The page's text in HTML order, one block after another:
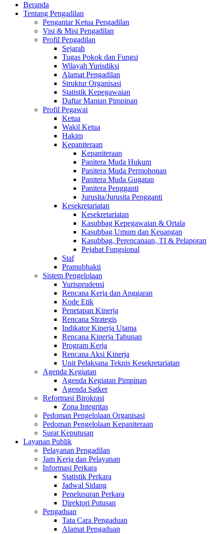
Beranda
Tentang Pengadilan
Pengantar Ketua Pengadilan
Visi & Misi Pengadilan
Profil Pengadilan
Sejarah
Tugas Pokok dan Fungsi
Wilayah Yurisdiksi
Alamat Pengadilan
Struktur Organisasi
Statistik Kepegawaian
Daftar Mantan Pimpinan
Profil Pegawai
Ketua
Wakil Ketua
Hakim
Kepaniteraan
Kepaniteraan
Panitera Muda Hukum
Panitera Muda Permohonan
Panitera Muda Gugatan
Panitera Pengganti
Jurusita/Jurusita Pengganti
Kesekretariatan
Kesekretariatan
Kasubbag Kepegawaian & Ortala
Kasubbag Umum dan Keuangan
Kasubbag, Perencanaan, TI & Pelaporan
Pejabat Fungsional
Staf
Pramubhakti
Sistem Pengelolaan
Yurisprudensi
Rencana Kerja dan Anggaran
Kode Etik
Penetapan Kinerja
Rencana Strategis
Indikator Kinerja Utama
Rencana Kinerja Tahunan
Program Kerja
Rencana Aksi Kinerja
Unit Pelaksana Teknis Kesekretariatan
Agenda Kegiatan
Agenda Kegiatan Pimpinan
Agenda Satker
Reformasi Birokrasi
Zona Integritas
Pedoman Pengelolaan Organisasi
Pedoman Pengelolaan Kepaniteraan
Surat Keputusan
Layanan Publik
Pelayanan Pengadilan
Jam Kerja dan Pelayanan
Informasi Perkara
Statistik Perkara
Jadwal Sidang
Penelusuran Perkara
Direktori Putusan
Pengaduan
Tata Cara Pengaduan
Alamat Pengaduan